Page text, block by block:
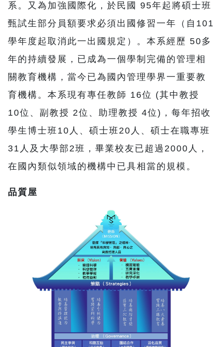
系。又為加強國際化，於民國 95年起將碩士班
甄試生部分員額要求必須出國修習一年（自101
學年度起取消此一出國規定）。本系經歷 50多
年的持續發展，已成為一個學制完備的管理相
關教育機構，當今已為國內管理學界一重要教
育機構。本系現有專任教師 16位 (其中教授
10位、副教授 2位、助理教授 4位)，每年招收
學生博士班10人、碩士班20人、碩士在職專班
31人及大學部2班，畢業校友已超過2000人，
在國內類似領域的機構中已具相當的規模。
品質屋